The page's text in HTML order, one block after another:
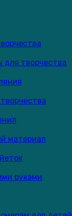
для творчества
материал
руками